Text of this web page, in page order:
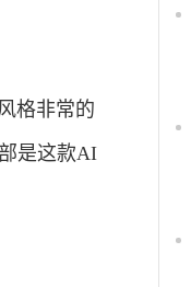
格非常的
是这款AI